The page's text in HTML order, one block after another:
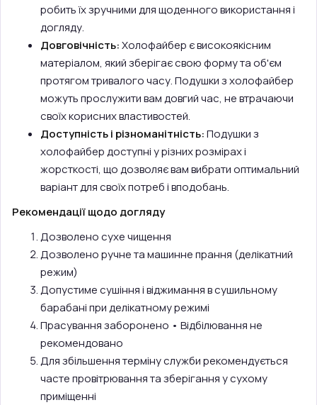
робить їх зручними для щоденного використання і
догляду.
Довговічність:Холофайбер є високоякісним
матеріалом, який зберігає свою форму та об'єм
протягом тривалого часу. Подушки з холофайбер
можуть прослужити вам довгий час, не втрачаючи
своїх корисних властивостей.
Доступність і різноманітність:Подушки з
холофайбер доступні у різних розмірах і
жорсткості, що дозволяє вам вибрати оптимальний
варіант для своїх потреб і вподобань.
Рекомендації щодо догляду
Дозволено сухе чищення
Дозволено ручне та машинне прання (делікатний
режим)
Допустиме сушіння і віджимання в сушильному
барабані при делікатному режимі
Прасування заборонено • Відбілювання не
рекомендовано
Для збільшення терміну служби рекомендується
часте провітрювання та зберігання у сухому
приміщенні